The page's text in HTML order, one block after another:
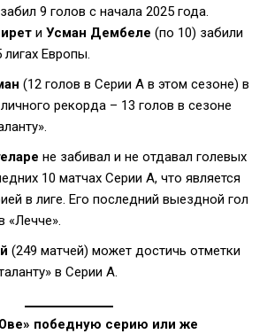
забил 9 голов с начала 2025 года.
и Усман Дембеле (по 10) забили
Европы.
(12 голов в Серии А в этом сезоне) в
рекорда – 13 голов в сезоне
не забивал и не отдавал голевых
10 матчах Серии А, что является
в лиге. Его последний выездной гол
«Лечче».
(249 матчей) может достичь отметки
в Серии А.
победную серию или же